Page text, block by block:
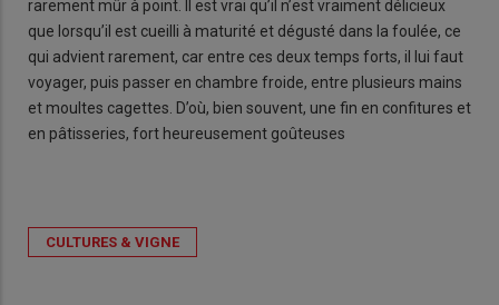
rarement mûr à point. Il est vrai qu’il n’est vraiment délicieux
que lorsqu’il est cueilli à maturité et dégusté dans la foulée, ce
qui advient rarement, car entre ces deux temps forts, il lui faut
voyager, puis passer en chambre froide, entre plusieurs mains
et moultes cagettes. D’où, bien souvent, une fin en confitures et
en pâtisseries, fort heureusement goûteuses
CULTURES & VIGNE